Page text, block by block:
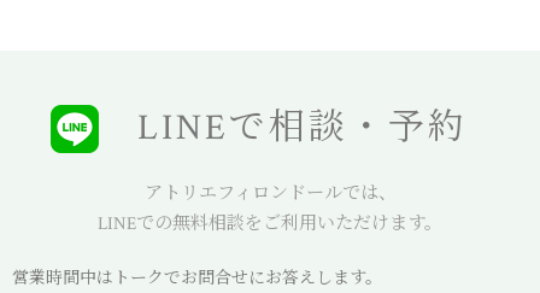
LINEで相談・予約
アトリエフィロンドールでは、
LINEでの無料相談をご利用いただけます。
営業時間中はトークでお問合せにお答えします。